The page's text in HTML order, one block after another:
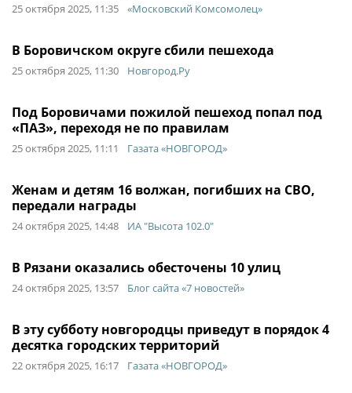
25 октября 2025, 11:35 «Московский Комсомолец»
В Боровичском округе сбили пешехода
25 октября 2025, 11:30 Новгород.Ру
Под Боровичами пожилой пешеход попал под
«ПАЗ», переходя не по правилам
25 октября 2025, 11:11 Газата «НОВГОРОД»
Женам и детям 16 волжан, погибших на СВО,
передали награды
24 октября 2025, 14:48 ИА "Высота 102.0"
В Рязани оказались обесточены 10 улиц
24 октября 2025, 13:57 Блог сайта «7 новостей»
В эту субботу новгородцы приведут в порядок 4
десятка городских территорий
22 октября 2025, 16:17 Газата «НОВГОРОД»